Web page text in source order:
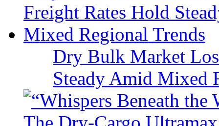
Dry Bulk Market
Steady Amid Mixed